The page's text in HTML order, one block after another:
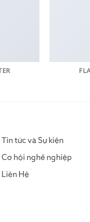
Tin tức và Sự kiện
Cơ hội nghề nghiệp
Liên Hệ